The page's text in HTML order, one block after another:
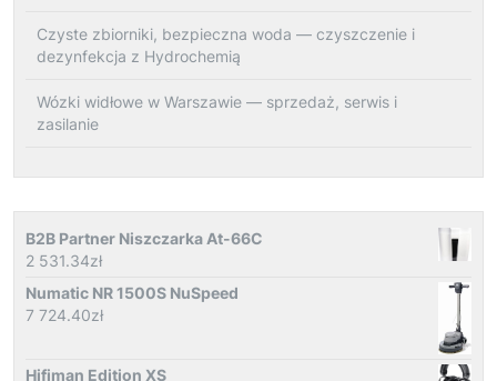
Czyste zbiorniki, bezpieczna woda — czyszczenie i
dezynfekcja z Hydrochemią
Wózki widłowe w Warszawie — sprzedaż, serwis i
zasilanie
B2B Partner Niszczarka At-66C
2 531.34zł
Numatic NR 1500S NuSpeed
7 724.40zł
Hifiman Edition XS